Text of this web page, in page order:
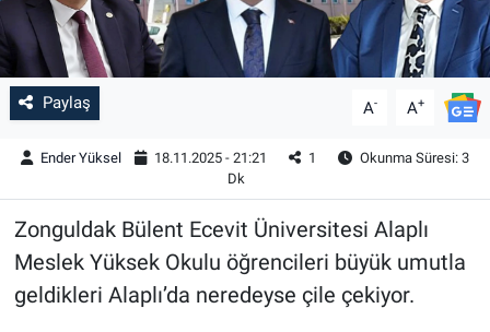
Paylaş A- A+
Ender Yüksel 18.11.2025 - 21:21 1
Okunma Süresi: 3
Dk
Zonguldak Bülent Ecevit Üniversitesi Alaplı
Meslek Yüksek Okulu öğrencileri büyük umutla
geldikleri Alaplı’da neredeyse çile çekiyor.